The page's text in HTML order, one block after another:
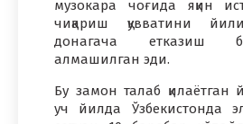
музокара чоғида яқин
чиқариш қувватини
донагача етказиш
алмашилган эди.
Бу замон талаб қилаётган
уч йилда Ўзбекистонда